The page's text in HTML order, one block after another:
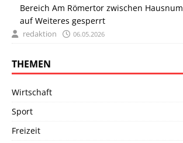
Bereich Am Römertor zwischen
auf Weiteres gesperrt
redaktion 06.05.2026
THEMEN
Wirtschaft
Sport
Freizeit